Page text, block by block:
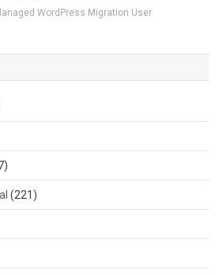
WordPress Migration User
(221)